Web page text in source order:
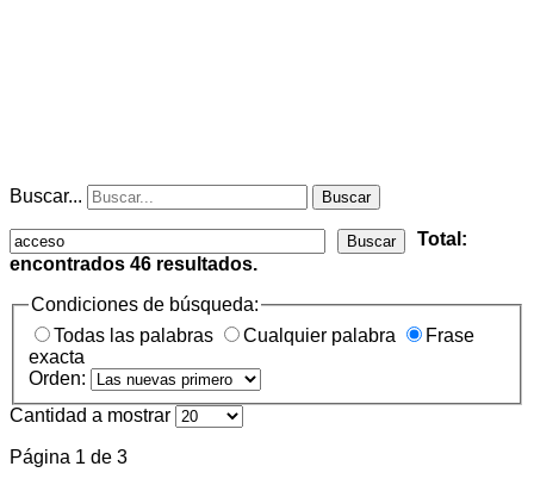
Buscar... Buscar
Buscar
Total:
encontrados 46 resultados.
Condiciones de búsqueda:
Todas las palabras
Cualquier palabra
Frase
exacta
Orden:
Cantidad a mostrar
Página 1 de 3